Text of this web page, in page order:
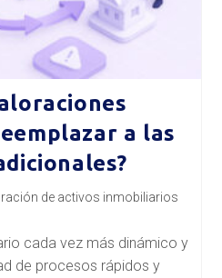
a las
de activos inmobiliarios
cada vez más dinámico y
de procesos rápidos y